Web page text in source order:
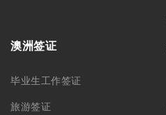
澳洲签证
毕业生工作签证
旅游签证